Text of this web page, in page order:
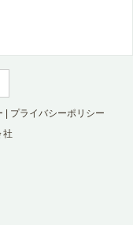
プライバシーポリシー